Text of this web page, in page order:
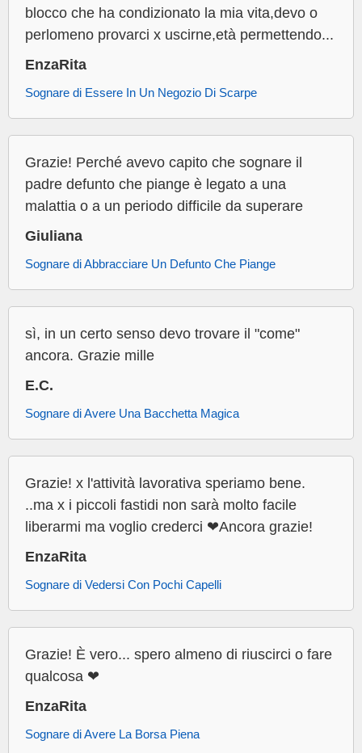
blocco che ha condizionato la mia vita,devo o
perlomeno provarci x uscirne,età permettendo...
EnzaRita
Sognare di Essere In Un Negozio Di Scarpe
Grazie! Perché avevo capito che sognare il
padre defunto che piange è legato a una
malattia o a un periodo difficile da superare
Giuliana
Sognare di Abbracciare Un Defunto Che Piange
sì, in un certo senso devo trovare il "come"
ancora. Grazie mille
E.C.
Sognare di Avere Una Bacchetta Magica
Grazie! x l'attività lavorativa speriamo bene.
..ma x i piccoli fastidi non sarà molto facile
liberarmi ma voglio crederci ❤Ancora grazie!
EnzaRita
Sognare di Vedersi Con Pochi Capelli
Grazie! È vero... spero almeno di riuscirci o fare
qualcosa ❤
EnzaRita
Sognare di Avere La Borsa Piena